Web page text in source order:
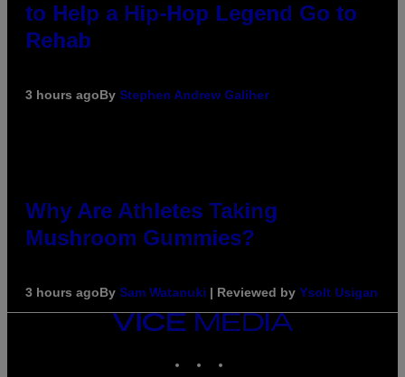
to Help a Hip-Hop Legend Go to
Rehab
3 hours agoBy Stephen Andrew Galiher
Why Are Athletes Taking
Mushroom Gummies?
3 hours agoBy Sam Watanuki | Reviewed by Ysolt Usigan
VICE
MEDIA